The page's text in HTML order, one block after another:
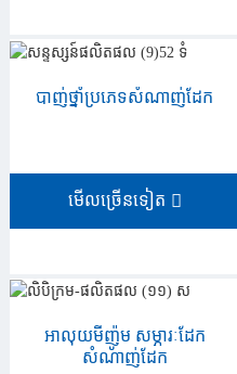
បាញ់ថ្នាំប្រភេទសំណាញ់ដែក
មើលច្រើនទៀត
អាលុយមីញ៉ូម សម្ភារៈដែក
សំណាញ់ដែក